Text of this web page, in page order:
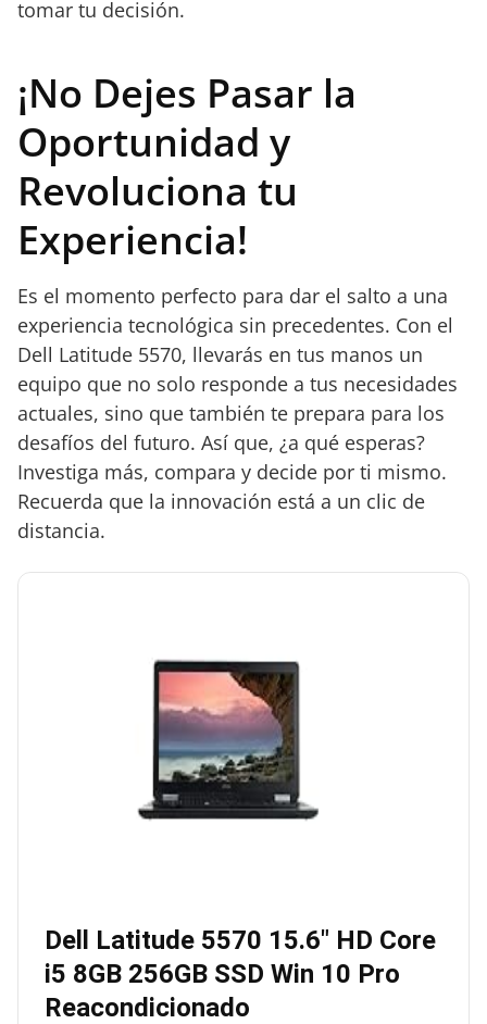
tomar tu decisión.
¡No Dejes Pasar la
Oportunidad y
Revoluciona tu
Experiencia!
Es el momento perfecto para dar el salto a una
experiencia tecnológica sin precedentes. Con el
Dell Latitude 5570, llevarás en tus manos un
equipo que no solo responde a tus necesidades
actuales, sino que también te prepara para los
desafíos del futuro. Así que, ¿a qué esperas?
Investiga más, compara y decide por ti mismo.
Recuerda que la innovación está a un clic de
distancia.
Dell Latitude 5570 15.6″ HD Core
i5 8GB 256GB SSD Win 10 Pro
Reacondicionado